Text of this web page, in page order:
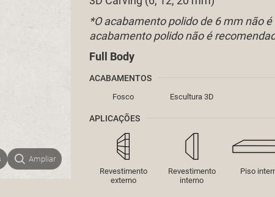
Ampliar
*O acabamento polido de 6 mm não
acabamento polido não é
Full Body
ACABAMENTOS
Fosco Escultura 3D
APLICAÇÕES
Revestimento
externo
Revestimento
interno
Piso